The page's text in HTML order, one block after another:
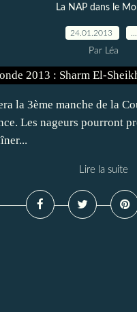
La NAP dans le
24.01.2013
Par Léa
la 3ème manche de la
Les nageurs pourront
Lire la suite